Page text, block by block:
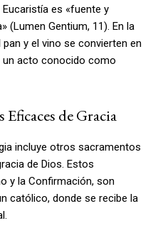
es «fuente y
(Lumen Gentium, 11). En la
y el vino se convierten en
un acto conocido como
Eficaces de Gracia
incluye otros sacramentos
de Dios. Estos
y la Confirmación, son
católico, donde se recibe la